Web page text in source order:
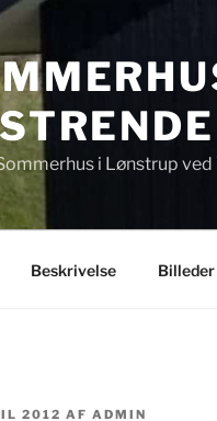
i Lønstrup
Beskrivelse Billeder
2012 AF ADMIN